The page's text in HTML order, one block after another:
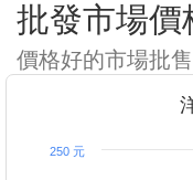
批發市場價
價格好的市場批售
250 元